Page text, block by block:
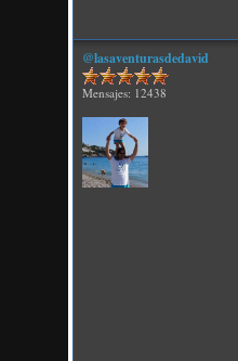
@lasaventurasdedavid
Mensajes: 12438